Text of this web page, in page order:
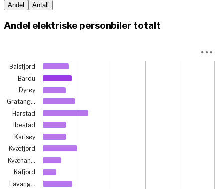
Andel Antall
Andel elektriske personbiler totalt
Bar chart with 21 bars.
The chart has 1 X axis displaying categories.
The chart has 1 Y axis displaying prosent. Data ranges
Balsfjord
Bardu
Dyrøy
Gratang…
Harstad
Ibestad
Karlsøy
Kvæfjord
Kvænan…
Kåfjord
Lavang…